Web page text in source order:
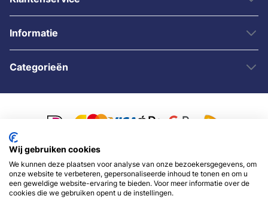
Informatie
Categorieën
© 2007 - 2026 - Sybshop.nl
Wij gebruiken cookies
We kunnen deze plaatsen voor analyse van onze bezoekersgegevens, om
onze website te verbeteren, gepersonaliseerde inhoud te tonen en om u
een geweldige website-ervaring te bieden. Voor meer informatie over de
cookies die we gebruiken opent u de instellingen.